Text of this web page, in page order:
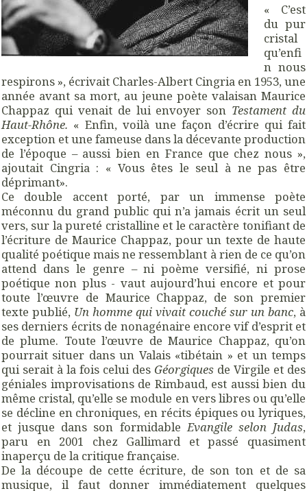
« C’est
du pur
cristal
qu’enfi
n nous
respirons », écrivait Charles-Albert Cingria en 1953, une
année avant sa mort, au jeune poète valaisan Maurice
Chappaz qui venait de lui envoyer son Testament du
Haut-Rhône. « Enfin, voilà une façon d’écrire qui fait
exception et une fameuse dans la décevante production
de l’époque – aussi bien en France que chez nous »,
ajoutait Cingria : « Vous êtes le seul à ne pas être
déprimant».
Ce double accent porté, par un immense poète
méconnu du grand public qui n’a jamais écrit un seul
vers, sur la pureté cristalline et le caractère tonifiant de
l’écriture de Maurice Chappaz, pour un texte de haute
qualité poétique mais ne ressemblant à rien de ce qu’on
attend dans le genre – ni poème versifié, ni prose
poétique non plus - vaut aujourd’hui encore et pour
toute l’œuvre de Maurice Chappaz, de son premier
texte publié, Un homme qui vivait couché sur un banc, à
ses derniers écrits de nonagénaire encore vif d’esprit et
de plume. Toute l’œuvre de Maurice Chappaz, qu’on
pourrait situer dans un Valais «tibétain » et un temps
qui serait à la fois celui des Géorgiques de Virgile et des
géniales improvisations de Rimbaud, est aussi bien du
même cristal, qu’elle se module en vers libres ou qu’elle
se décline en chroniques, en récits épiques ou lyriques,
et jusque dans son formidable Evangile selon Judas,
paru en 2001 chez Gallimard et passé quasiment
inaperçu de la critique française.
De la découpe de cette écriture, de son ton et de sa
musique, il faut donner immédiatement quelques